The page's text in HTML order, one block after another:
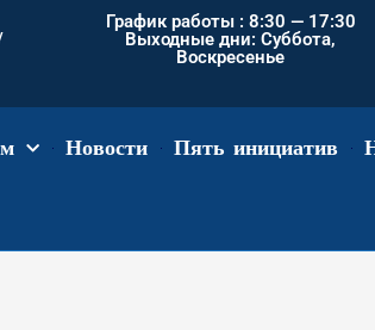
График работы : 8:30 — 17:30
Выходные дни: Суббота,
Воскресенье
Новости Пять инициатив